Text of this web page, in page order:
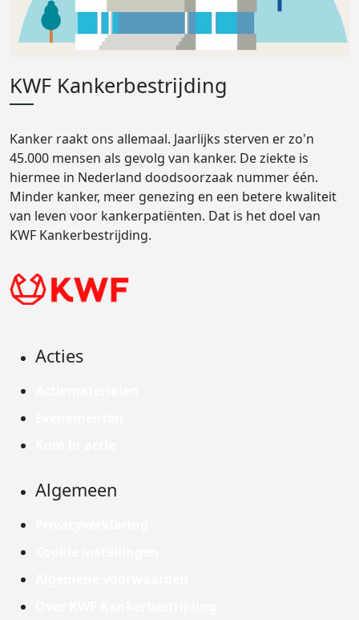
KWF Kankerbestrijding
Kanker raakt ons allemaal. Jaarlijks sterven er zo'n
45.000 mensen als gevolg van kanker. De ziekte is
hiermee in Nederland doodsoorzaak nummer één.
Minder kanker, meer genezing en een betere kwaliteit
van leven voor kankerpatiënten. Dat is het doel van
KWF Kankerbestrijding.
Acties
Algemeen